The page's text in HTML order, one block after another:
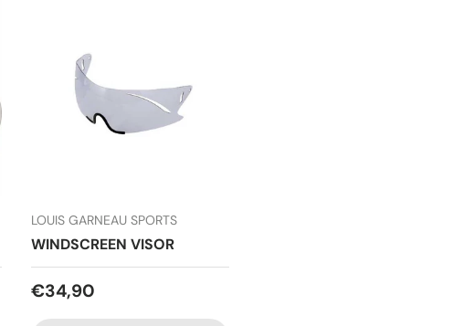
LOUIS GARNEAU SPORTS
WINDSCREEN VISOR
€34,90